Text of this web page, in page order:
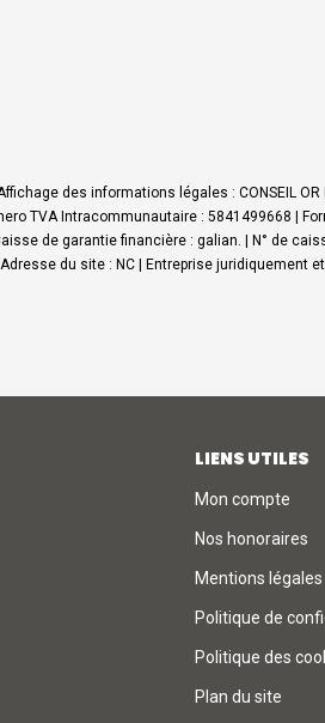
des informations légales : CONSEIL
TVA Intracommunautaire : 5841499668 |
de garantie financière : galian. | N° de
du site : NC |
Entreprise juridiquement
LIENS UTILES
Mon compte
Nos honoraires
Mentions légales
Politique de
Politique des
Plan du site